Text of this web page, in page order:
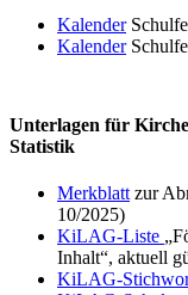
Kalender
Kalender
Unterlagen für
Statistik
Merkblatt zur
10/2025)
KiLAG-Liste
Inhalt“, aktuell
KiLAG-